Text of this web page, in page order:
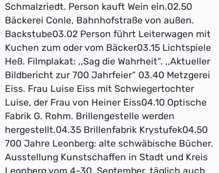
Schmalzriedt. Person kauft Wein ein.02.50
Bäckerei Conle, Bahnhofstraße von außen.
Backstube03.02 Person führt Leiterwagen mit
Kuchen zum oder vom Bäcker03.15 Lichtspiele
Heß. Filmplakat: ,,Sag die Wahrheit“. ,,Aktueller
Bildbericht zur 700 Jahrfeier“ 03.40 Metzgerei
Eiss. Frau Luise Eiss mit Schwiegertochter
Luise, der Frau von Heiner Eiss04.10 Optische
Fabrik G. Rohm. Brillengestelle werden
hergestellt.04.35 Brillenfabrik Krystufek04.50
700 Jahre Leonberg: alte schwäbische Bücher.
Ausstellung Kunstschaffen in Stadt und Kreis
Leonberg vom 4-30. September, täglich auch